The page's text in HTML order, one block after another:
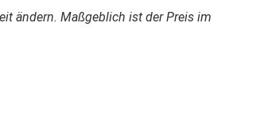
ändern. Maßgeblich ist der Preis im